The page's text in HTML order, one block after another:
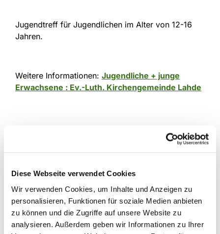
Diese Webseite verwendet Cookies
Wir verwenden Cookies, um Inhalte und Anzeigen zu
personalisieren, Funktionen für soziale Medien anbieten
zu können und die Zugriffe auf unsere Website zu
analysieren. Außerdem geben wir Informationen zu Ihrer
Jugendtreff für Jugendlichen im Alter von 12-16
Jahren.
Weitere Informationen: Jugendliche + junge
Erwachsene : Ev.-Luth. Kirchengemeinde Lahde